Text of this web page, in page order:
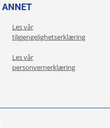
ANNET
Les vår
tilgjengelighetserklæring
Les vår
personvernerklæring